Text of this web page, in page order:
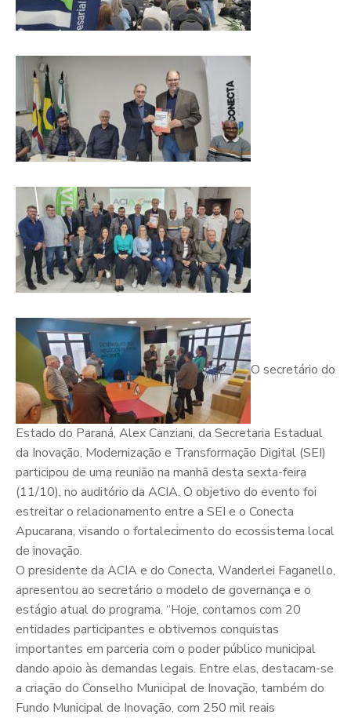
O secretário do
Estado do Paraná, Alex Canziani, da Secretaria Estadual
da Inovação, Modernização e Transformação Digital (SEI)
participou de uma reunião na manhã desta sexta-feira
(11/10), no auditório da ACIA. O objetivo do evento foi
estreitar o relacionamento entre a SEI e o Conecta
Apucarana, visando o fortalecimento do ecossistema local
de inovação.
O presidente da ACIA e do Conecta, Wanderlei Faganello,
apresentou ao secretário o modelo de governança e o
estágio atual do programa. “Hoje, contamos com 20
entidades participantes e obtivemos conquistas
importantes em parceria com o poder público municipal
dando apoio às demandas legais. Entre elas, destacam-se
a criação do Conselho Municipal de Inovação, também do
Fundo Municipal de Inovação, com 250 mil reais